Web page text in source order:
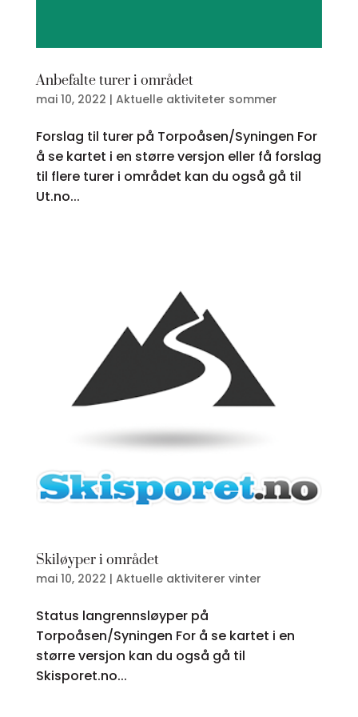
Anbefalte turer i området
mai 10, 2022 | Aktuelle aktiviteter sommer
Forslag til turer på Torpoåsen/Syningen For
å se kartet i en større versjon eller få forslag
til flere turer i området kan du også gå til
Ut.no...
Skiløyper i området
mai 10, 2022 | Aktuelle aktiviterer vinter
Status langrennsløyper på
Torpoåsen/Syningen For å se kartet i en
større versjon kan du også gå til
Skisporet.no...